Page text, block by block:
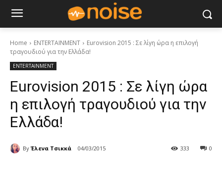
Home ENTERTAINMENT
Eurovision 2015 : Σε λίγη ώρα η επιλογή
τραγουδιού για την Ελλάδα!
ENTERTAINMENT
Eurovision 2015 : Σε λίγη ώρα
η επιλογή τραγουδιού για την
Ελλάδα!
By Έλενα Τσικκά 04/03/2015 0
333